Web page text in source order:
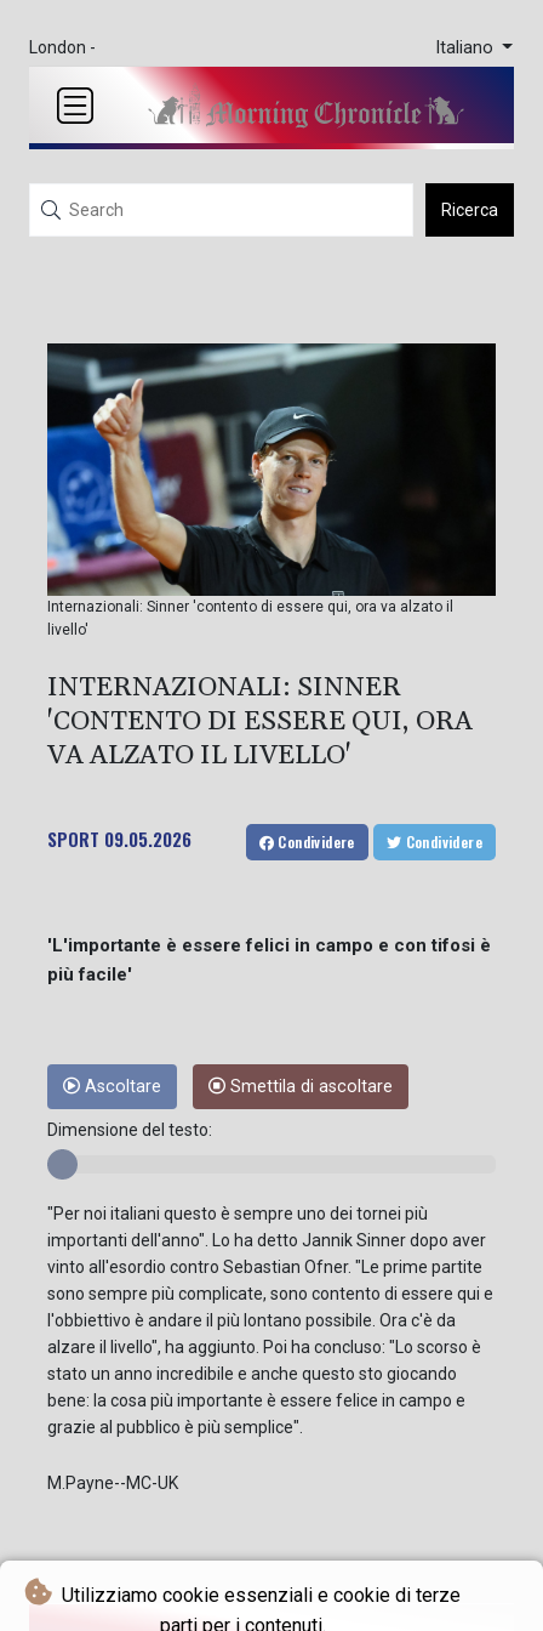
Utilizziamo cookie essenziali e cookie di terze
parti per i contenuti.
London - Italiano
Ricerca
Internazionali: Sinner 'contento di essere qui, ora va alzato il
livello'
INTERNAZIONALI: SINNER
'CONTENTO DI ESSERE QUI, ORA
VA ALZATO IL LIVELLO'
SPORT 09.05.2026 Condividere Condividere
'L'importante è essere felici in campo e con tifosi è
più facile'
Ascoltare Smettila di ascoltare
Dimensione del testo:
"Per noi italiani questo è sempre uno dei tornei più
importanti dell'anno". Lo ha detto Jannik Sinner dopo aver
vinto all'esordio contro Sebastian Ofner. "Le prime partite
sono sempre più complicate, sono contento di essere qui e
l'obbiettivo è andare il più lontano possibile. Ora c'è da
alzare il livello", ha aggiunto. Poi ha concluso: "Lo scorso è
stato un anno incredibile e anche questo sto giocando
bene: la cosa più importante è essere felice in campo e
grazie al pubblico è più semplice".
M.Payne--MC-UK